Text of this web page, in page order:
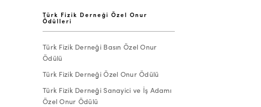
Türk Fizik Derneği Özel Onur
Ödülleri
Türk Fizik Derneği Basın Özel Onur
Ödülü
Türk Fizik Derneği Özel Onur Ödülü
Türk Fizik Derneği Sanayici ve İş Adamı
Özel Onur Ödülü